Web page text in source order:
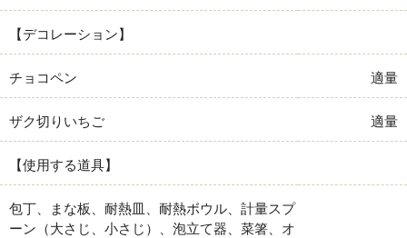
【デコレーション】
チョコペン 適量
ザク切りいちご 適量
【使用する道具】
包丁、まな板、耐熱皿、耐熱ボウル、計量スプ
ーン（大さじ、小さじ）、泡立て器、菜箸、オ